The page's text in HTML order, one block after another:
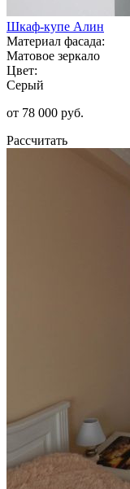
Шкаф-купе Алин
Материал фасада:
Матовое зеркало
Цвет:
Серый
от 78 000 руб.
Рассчитать